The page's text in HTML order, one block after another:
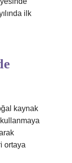
ilk
kaynak
ortaya